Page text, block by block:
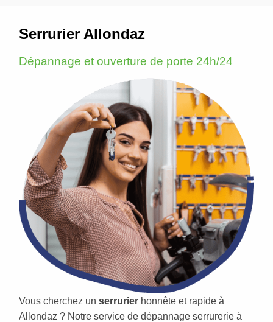
Serrurier Allondaz
Dépannage et ouverture de porte 24h/24
Vous cherchez un serrurier honnête et rapide à
Allondaz ? Notre service de dépannage serrurerie à